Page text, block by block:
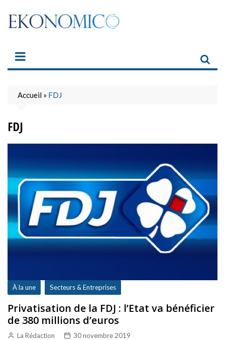
content
Accueil » FDJ
FDJ
À la une Secteurs & Entreprises
Privatisation de la FDJ : l’Etat va bénéficier
de 380 millions d’euros
La Rédaction 30 novembre 2019